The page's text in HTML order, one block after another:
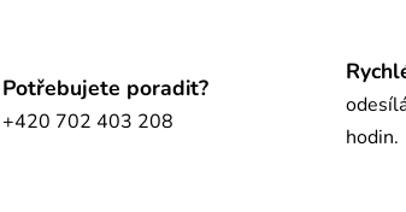
Potřebujete poradit?
+420 702 403 208
hodin.